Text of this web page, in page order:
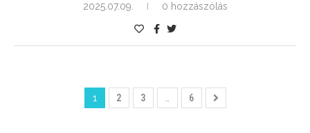
2025.07.09. 0 hozzászólás
1 2 3 … 6